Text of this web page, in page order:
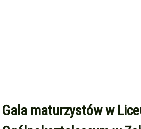
Gala maturzystów w